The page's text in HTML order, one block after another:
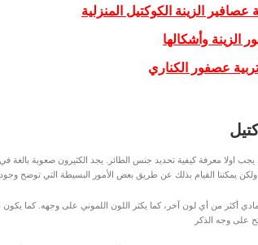
عصافير الزينة الكوكتيل المنزلية
الزينة وأشكالها
عصفور الكناري
يجب اولا معرفة كيفية تحديد جنس الطائر. يجد الكثيرون صعوبة
يمكننا القيام بذلك عن طريق بعض الأمور البسيطة التي توضح وجود
أكثر من أي لون آخر، كما يكثر اللون اللموني على وجهه. كما يكون
على وجه الذكر